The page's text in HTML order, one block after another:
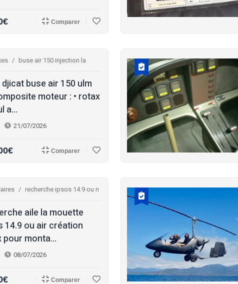
Comparer
buse air 150 injection la
buse air 150 ulm
moteur : • rotax
a...
21/07/2026
Comparer
recherche ipsos 14.9 ou n
aile la mouette
14.9 ou air création
pour monta...
08/07/2026
Comparer